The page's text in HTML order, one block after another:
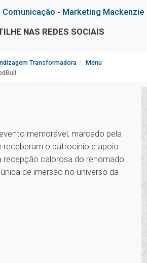
Comunicação - Marketing Mackenzie
NAS REDES SOCIAIS
Transformadora
Menu
memorável, marcado pela
receberam o patrocínio e apoio
recepção calorosa do renomado
de imersão no universo da